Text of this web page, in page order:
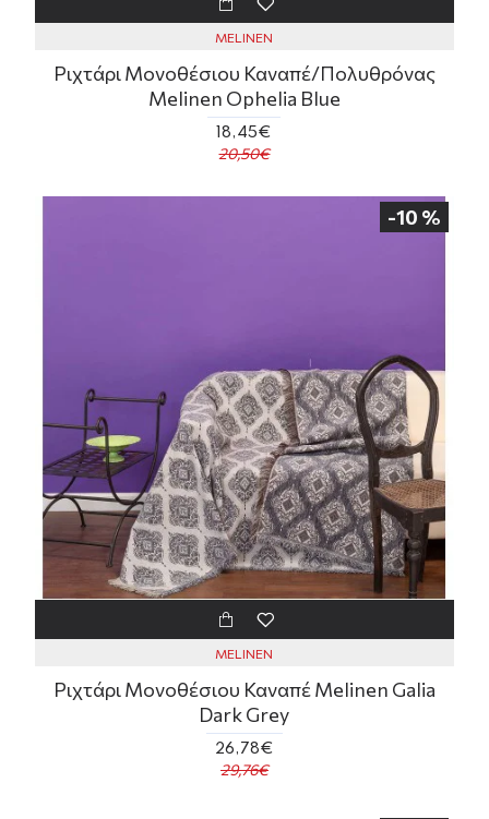
MELINEN
Ριχτάρι Μονοθέσιου Καναπέ/Πολυθρόνας
Melinen Ophelia Blue
18,45€
20,50€
-10 %
MELINEN
Ριχτάρι Μονοθέσιου Καναπέ Melinen Galia
Dark Grey
26,78€
29,76€